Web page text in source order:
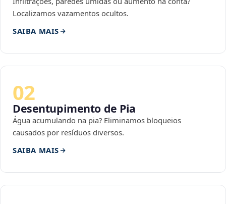
Localizamos vazamentos ocultos.
SAIBA MAIS
02
Desentupimento de Pia
Água acumulando na pia? Eliminamos bloqueios
causados por resíduos diversos.
SAIBA MAIS